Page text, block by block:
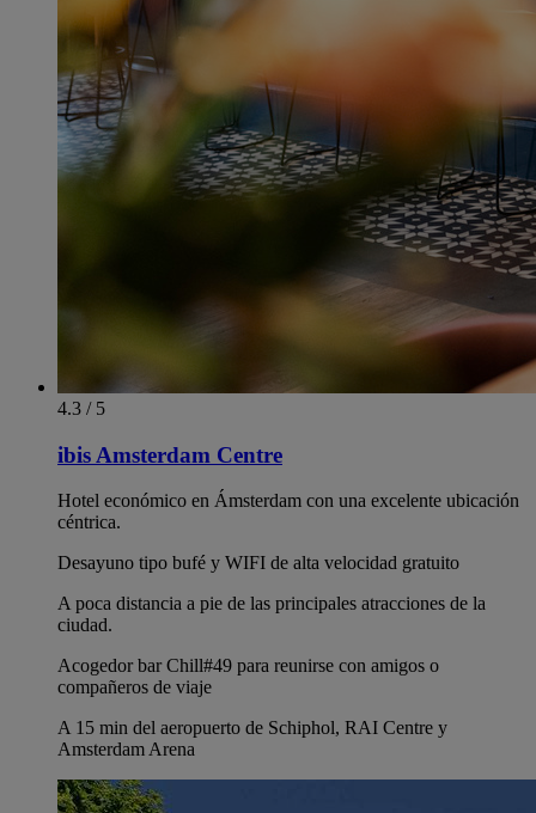
4.3 / 5
ibis Amsterdam Centre
Hotel económico en Ámsterdam con una excelente ubicación
céntrica.
Desayuno tipo bufé y WIFI de alta velocidad gratuito
A poca distancia a pie de las principales atracciones de la
ciudad.
Acogedor bar Chill#49 para reunirse con amigos o
compañeros de viaje
A 15 min del aeropuerto de Schiphol, RAI Centre y
Amsterdam Arena